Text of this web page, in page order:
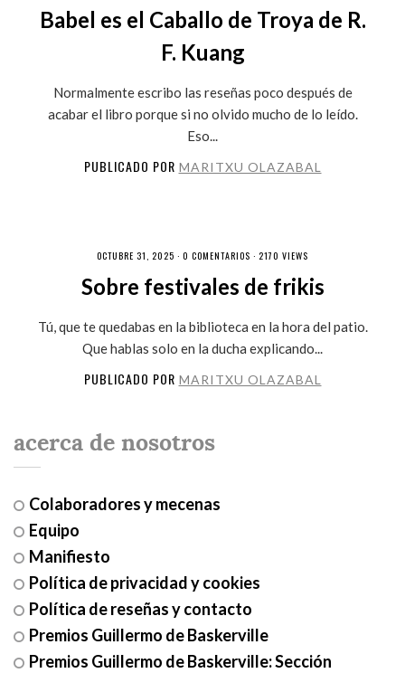
Babel es el Caballo de Troya de R.
F. Kuang
Normalmente escribo las reseñas poco después de
acabar el libro porque si no olvido mucho de lo leído.
Eso...
PUBLICADO POR MARITXU OLAZABAL
OCTUBRE 31, 2025 · 0 COMENTARIOS · 2170 VIEWS
Sobre festivales de frikis
Tú, que te quedabas en la biblioteca en la hora del patio.
Que hablas solo en la ducha explicando...
PUBLICADO POR MARITXU OLAZABAL
acerca de nosotros
Colaboradores y mecenas
Equipo
Manifiesto
Política de privacidad y cookies
Política de reseñas y contacto
Premios Guillermo de Baskerville
Premios Guillermo de Baskerville: Sección